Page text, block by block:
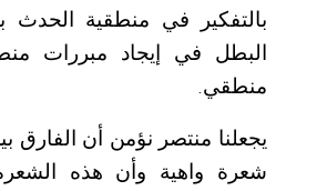
بالتفكير في منطقية الحدث
البطل في إيجاد مبررات
منطقي.
يجعلنا منتصر نؤمن أن الفارق
شعرة واهية وأن هذه